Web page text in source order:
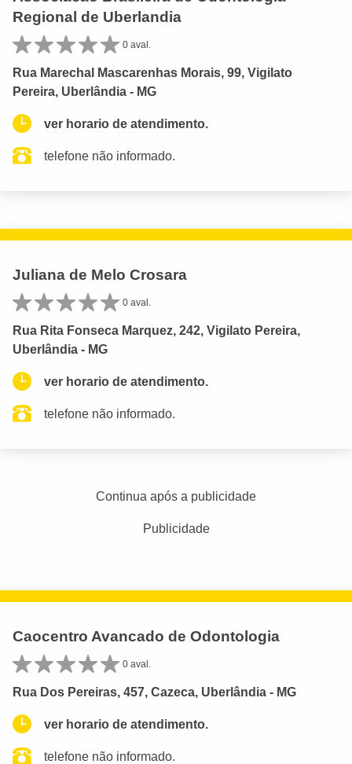
Regional de Uberlandia
0 aval.
Rua Marechal Mascarenhas Morais, 99, Vigilato
Pereira, Uberlândia - MG
ver horario de atendimento.
telefone não informado.
Juliana de Melo Crosara
0 aval.
Rua Rita Fonseca Marquez, 242, Vigilato Pereira,
Uberlândia - MG
ver horario de atendimento.
telefone não informado.
Continua após a publicidade
Publicidade
Caocentro Avancado de Odontologia
0 aval.
Rua Dos Pereiras, 457, Cazeca, Uberlândia - MG
ver horario de atendimento.
telefone não informado.